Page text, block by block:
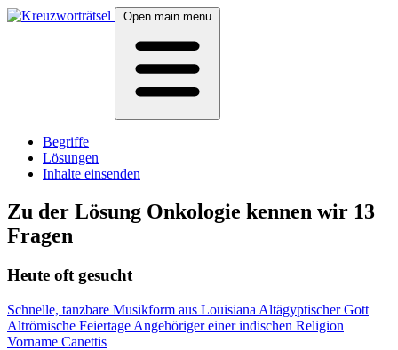
Open main menu
Begriffe
Lösungen
Inhalte einsenden
Zu der Lösung Onkologie kennen wir 13
Fragen
Heute oft gesucht
Schnelle, tanzbare Musikform aus Louisiana Altägyptischer Gott
Altrömische Feiertage Angehöriger einer indischen Religion
Vorname Canettis